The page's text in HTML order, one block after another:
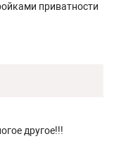
приватности
другое!!!